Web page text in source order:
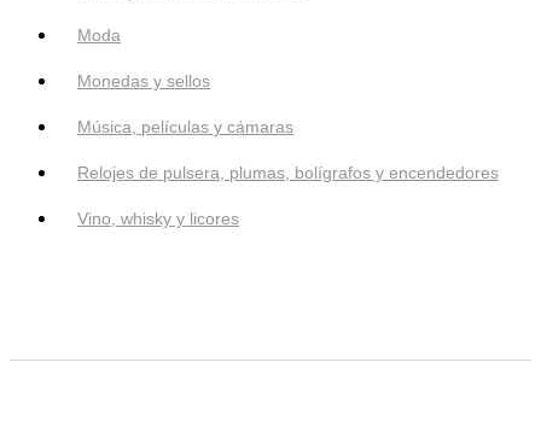
Moda
Monedas y sellos
Música, películas y cámaras
Relojes de pulsera, plumas, bolígrafos y encendedores
Vino, whisky y licores